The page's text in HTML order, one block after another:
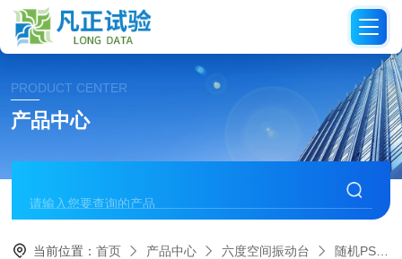
PRODUCT CENTER
产品中心
当前位置：首页 产品中心 六度空间振动台 随机PSD振动